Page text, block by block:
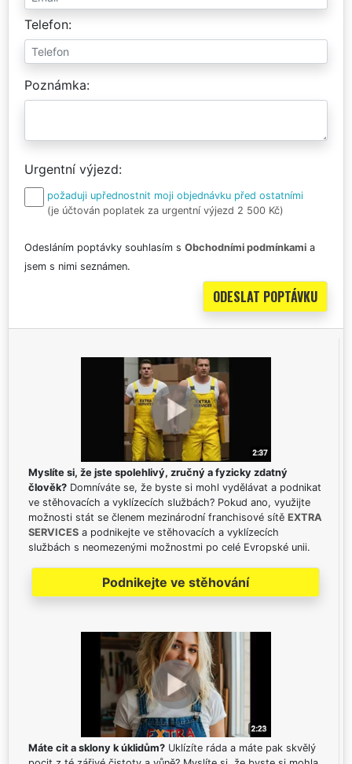
Telefon
Poznámka
Urgentní výjezd
požaduji upřednostnit moji objednávku před ostatními
(je účtován poplatek za urgentní výjezd 2 500 Kč)
Odesláním poptávky souhlasím s Obchodními podmínkami a
jsem s nimi seznámen.
Myslíte si, že jste spolehlivý, zručný a fyzicky zdatný
člověk? Domníváte se, že byste si mohl vydělávat a podnikat
ve stěhovacích a vyklízecích službách? Pokud ano, využijte
možnosti stát se členem mezinárodní franchisové sítě EXTRA
SERVICES a podnikejte ve stěhovacích a vyklízecích
službách s neomezenými možnostmi po celé Evropské unii.
Podnikejte ve stěhování
Máte cit a sklony k úklidům? Uklízíte ráda a máte pak skvělý